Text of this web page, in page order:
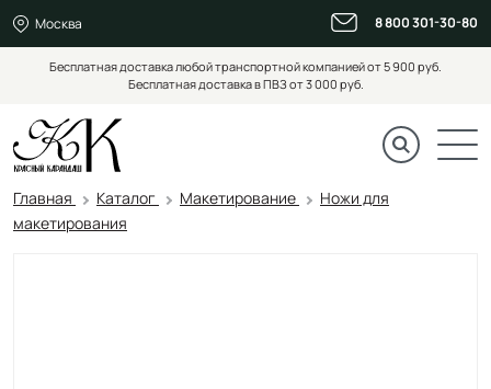
Москва 8 800 301-30-80
Бесплатная доставка любой транспортной компанией от 5 900 руб.
Бесплатная доставка в ПВЗ от 3 000 руб.
Главная Каталог Макетирование
Ножи для
макетирования